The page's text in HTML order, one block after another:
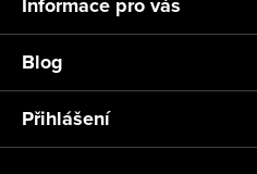
Blog
Přihlášení